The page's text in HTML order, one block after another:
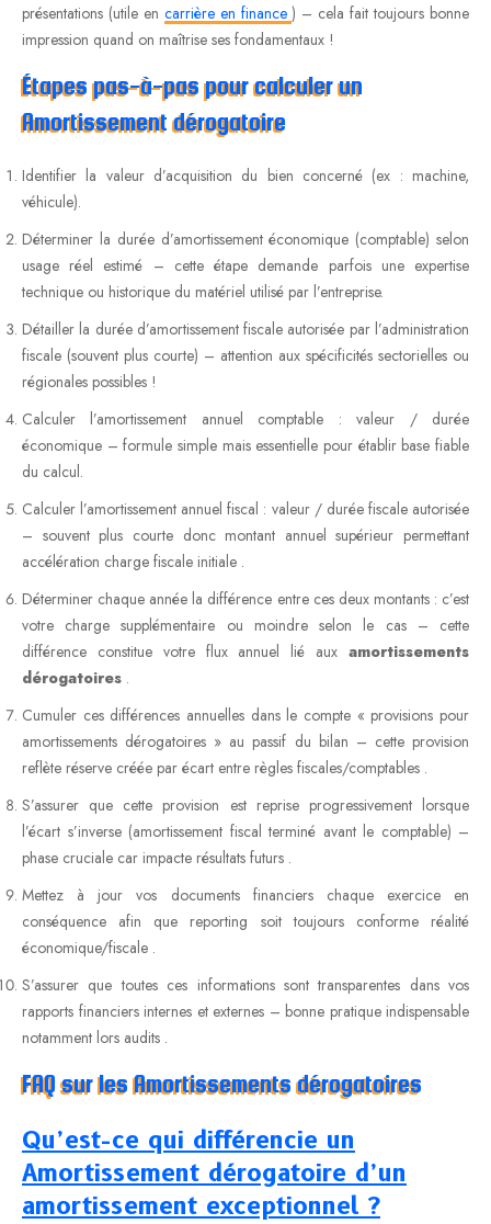
présentations (utile en carrière en finance) – cela fait toujours bonne
impression quand on maîtrise ses fondamentaux !
Étapes pas-à-pas pour calculer un
Amortissement dérogatoire
Identifier la valeur d’acquisition du bien concerné (ex : machine,
véhicule).
Déterminer la durée d’amortissement économique (comptable) selon
usage réel estimé – cette étape demande parfois une expertise
technique ou historique du matériel utilisé par l’entreprise.
Détailler la durée d’amortissement fiscale autorisée par l’administration
fiscale (souvent plus courte) – attention aux spécificités sectorielles ou
régionales possibles !
Calculer l’amortissement annuel comptable : valeur / durée
économique – formule simple mais essentielle pour établir base fiable
du calcul.
Calculer l’amortissement annuel fiscal : valeur / durée fiscale autorisée
– souvent plus courte donc montant annuel supérieur permettant
accélération charge fiscale initiale .
Déterminer chaque année la différence entre ces deux montants : c’est
votre charge supplémentaire ou moindre selon le cas – cette
différence constitue votre flux annuel lié aux amortissements
dérogatoires .
Cumuler ces différences annuelles dans le compte « provisions pour
amortissements dérogatoires » au passif du bilan – cette provision
reflète réserve créée par écart entre règles fiscales/comptables .
S’assurer que cette provision est reprise progressivement lorsque
l’écart s’inverse (amortissement fiscal terminé avant le comptable) –
phase cruciale car impacte résultats futurs .
Mettez à jour vos documents financiers chaque exercice en
conséquence afin que reporting soit toujours conforme réalité
économique/fiscale .
S’assurer que toutes ces informations sont transparentes dans vos
rapports financiers internes et externes – bonne pratique indispensable
notamment lors audits .
FAQ sur les Amortissements dérogatoires
Qu’est-ce qui différencie un
Amortissement dérogatoire d’un
amortissement exceptionnel ?